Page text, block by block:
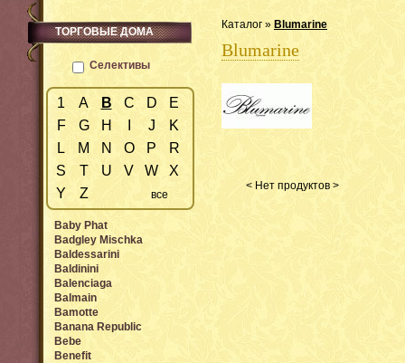
Каталог » Blumarine
Blumarine
< Нет продуктов >
ТОРГОВЫЕ ДОМА
Селективы
1 A B C D
E
F
G H J
K
L
M N O P
R
S
T U V W
X
Y
Z все
Baby Phat
Badgley Mischka
Baldessarini
Baldinini
Balenciaga
Balmain
Bamotte
Banana Republic
Bebe
Benefit